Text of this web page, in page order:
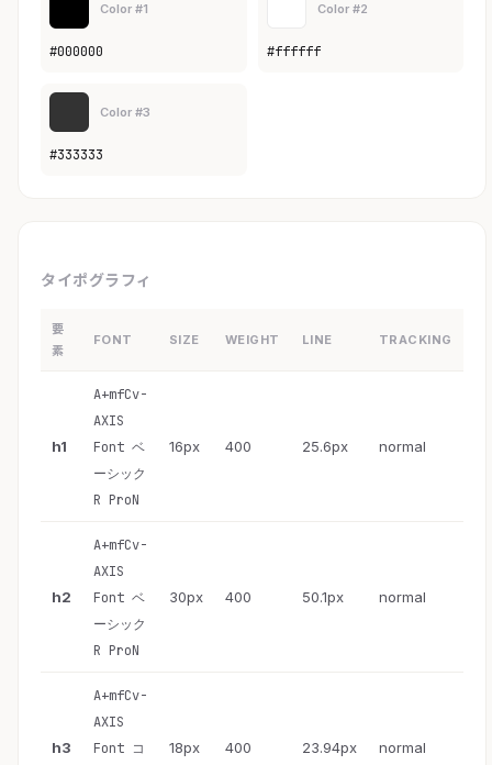
Color #1
#000000
Color #2
#ffffff
Color #3
#333333
タイポグラフィ
要
素
FONT SIZE WEIGHT LINE TRACKING
h1
A+mfCv-
AXIS
Font ベ
ーシック
R ProN
16px 400 25.6px normal
h2
A+mfCv-
AXIS
Font ベ
ーシック
R ProN
30px 400 50.1px normal
h3
A+mfCv-
AXIS
Font コ
18px 400 23.94px normal